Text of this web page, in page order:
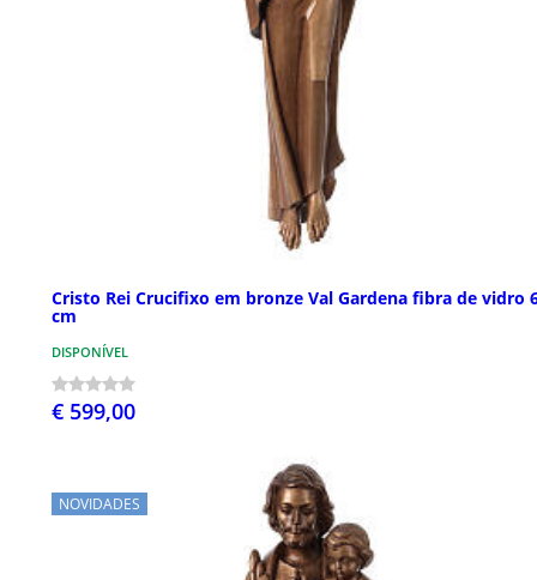
Cristo Rei Crucifixo em bronze Val Gardena fibra de vidro
cm
DISPONÍVEL
€ 599,00
NOVIDADES